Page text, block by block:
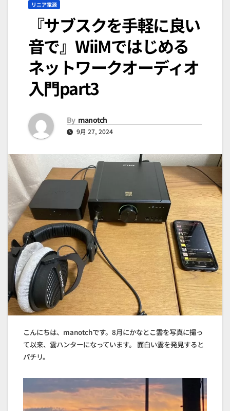
リニア電源
『サブスクを手軽に良い
音で』WiiMではじめる
ネットワークオーディオ
入門part3
By manotch
9月 27, 2024
こんにちは、manotchです。8月にかなとこ雲を写真に撮っ
て以来、雲ハンターになっています。 面白い雲を発見すると
パチリ。